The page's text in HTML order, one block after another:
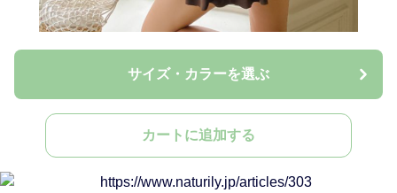
サイズ・カラーを選ぶ
カートに追加する